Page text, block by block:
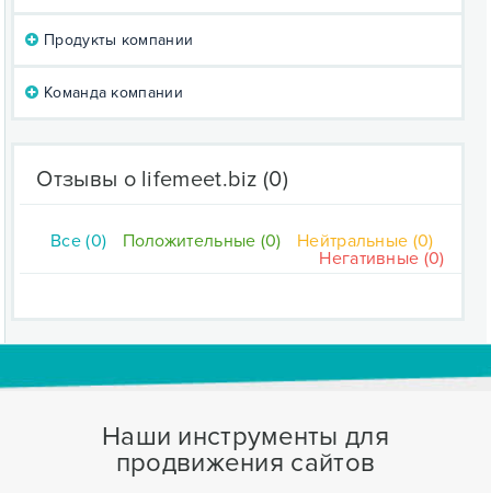
Продукты компании
Команда компании
Отзывы о lifemeet.biz (0)
Все (0) Положительные (0)
Нейтральные (0)
Негативные (0)
Наши инструменты для
продвижения сайтов